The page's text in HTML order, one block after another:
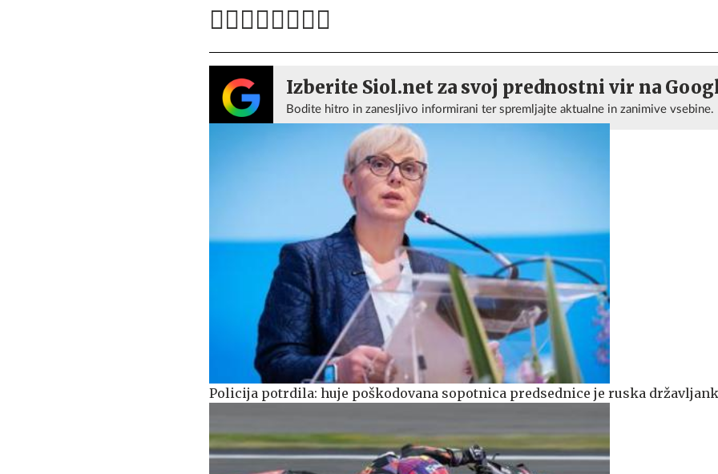
Izberite Siol.net za svoj prednostni vir na
Bodite hitro in zanesljivo informirani ter spremljajte aktualne in zanimive vsebine.
Policija potrdila: huje poškodovana sopotnica predsednice je ruska